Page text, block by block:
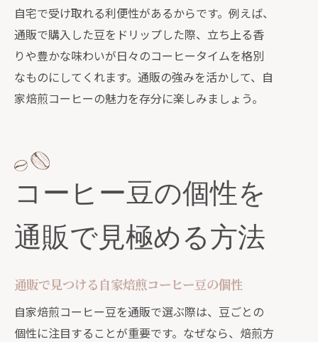
自宅で受け取れる利便性があるからです。例えば、
通販で購入した豆をドリップした際、立ち上る香
りや豊かな味わいが日々のコーヒータイムを格別
なものにしてくれます。通販の強みを活かして、自
家焙煎コーヒーの魅力を存分に楽しみましょう。
コーヒー豆の個性を
通販で見極める方法
通販で見つける自家焙煎コーヒー豆の個性
自家焙煎コーヒー豆を通販で選ぶ際は、豆ごとの
個性に注目することが重要です。なぜなら、焙煎方